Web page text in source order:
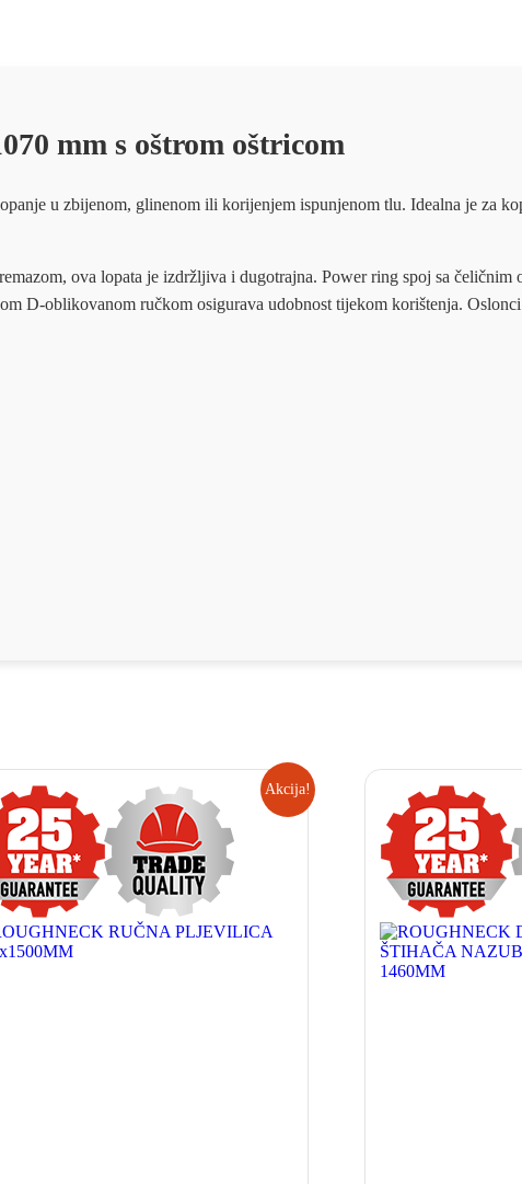
mm s oštrom oštricom
u zbijenom, glinenom ili korijenjem ispunjenom tlu. Idealna je za
ova lopata je izdržljiva i dugotrajna. Power ring spoj sa čeličnim
D-oblikovanom ručkom osigurava udobnost tijekom korištenja.
Akcija!